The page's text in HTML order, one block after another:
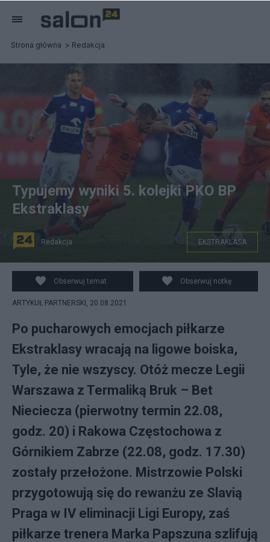
Strona główna Redakcja
Typujemy wyniki kolejki Ekstraklasy PAP/Piotr Nowak
Typujemy wyniki 5. kolejki PKO BP
Ekstraklasy
Redakcja EKSTRAKLASA
Obserwuj temat Obserwuj notkę
ARTYKUŁ PARTNERSKI, 20.08.2021
Po pucharowych emocjach piłkarze
Ekstraklasy wracają na ligowe boiska,
Tyle, że nie wszyscy. Otóż mecze Legii
Warszawa z Termaliką Bruk – Bet
Nieciecza (pierwotny termin 22.08,
godz. 20) i Rakowa Częstochowa z
Górnikiem Zabrze (22.08, godz. 17.30)
zostały przełożone. Mistrzowie Polski
przygotowują się do rewanżu ze Slavią
Praga w IV eliminacji Ligi Europy, zaś
piłkarze trenera Marka Papszuna szlifują